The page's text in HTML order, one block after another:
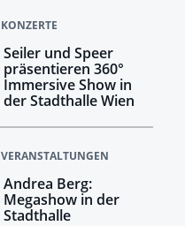
KONZERTE
Seiler und Speer
präsentieren 360°
Immersive Show in
der Stadthalle Wien
VERANSTALTUNGEN
Andrea Berg:
Megashow in der
Stadthalle